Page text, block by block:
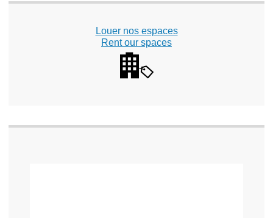
Louer nos espaces
Rent our spaces